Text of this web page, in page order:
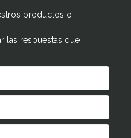
productos o
las respuestas que